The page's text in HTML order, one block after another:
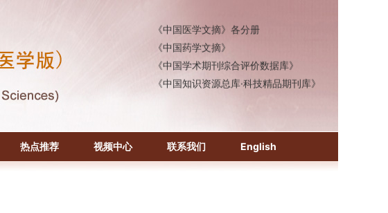
《中国医学文摘》各分册
《中国药学文摘》
《中国学术期刊综合评价数据库》
《中国知识资源总库·科技精品期刊库》
热点推荐 视频中心 联系我们 English